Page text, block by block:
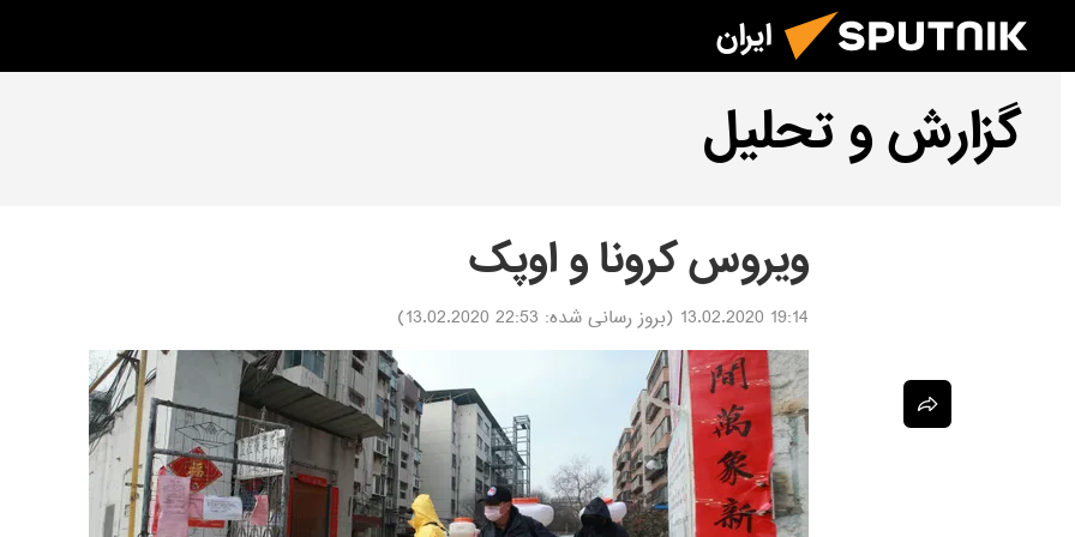
ایران
گزارش و تحلیل
ویروس کرونا و اوپک
19:14 13.02.2020 (بروز رسانی شده: 22:53 13.02.2020
)